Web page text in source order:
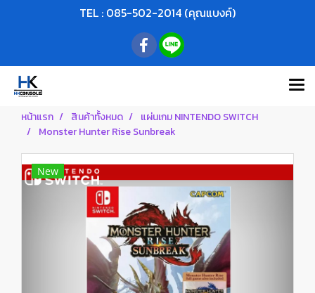
TEL : 085-502-2014 (คุณแบงค์)
หน้าแรก สินค้าทั้งหมด
แผ่นเกม NINTENDO SWITCH
Monster Hunter Rise Sunbreak
New